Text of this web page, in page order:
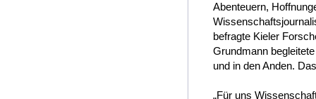
Abenteuern,
befragte Kieler
Grundmann
und in den Anden.
„Für uns